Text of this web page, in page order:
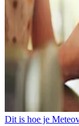
Dit is hoe je